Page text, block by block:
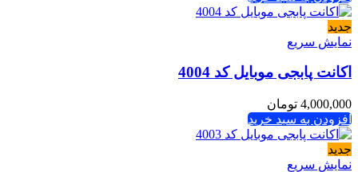
جدید
نمایش سریع
اکانت پابجی موبایل کد 4004
4,000,000 تومان
افزودن به سبد خرید
جدید
نمایش سریع